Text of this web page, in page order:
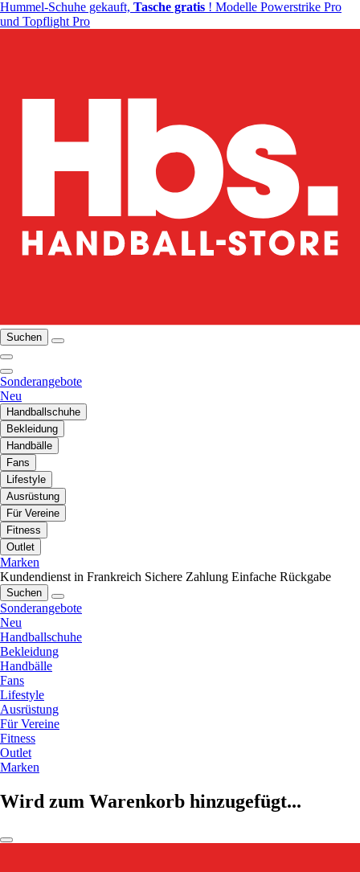
Hummel-Schuhe gekauft, Tasche gratis ! Modelle Powerstrike Pro
und Topflight Pro
Suchen
Sonderangebote
Neu
Handballschuhe
Bekleidung
Handbälle
Fans
Lifestyle
Ausrüstung
Für Vereine
Fitness
Outlet
Marken
Kundendienst in Frankreich Sichere Zahlung Einfache Rückgabe
Suchen
Sonderangebote
Neu
Handballschuhe
Bekleidung
Handbälle
Fans
Lifestyle
Ausrüstung
Für Vereine
Fitness
Outlet
Marken
Wird zum Warenkorb hinzugefügt...